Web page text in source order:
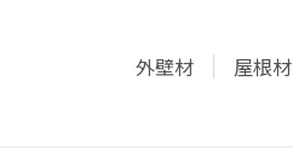
外壁材 屋根材